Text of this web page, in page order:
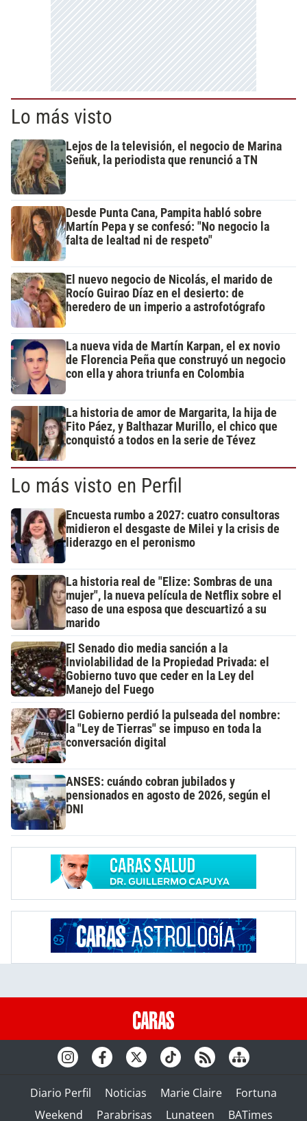
Lo más visto
Lejos de la televisión, el negocio de Marina
Señuk, la periodista que renunció a TN
Desde Punta Cana, Pampita habló sobre
Martín Pepa y se confesó: "No negocio la
falta de lealtad ni de respeto"
El nuevo negocio de Nicolás, el marido de
Rocío Guirao Díaz en el desierto: de
heredero de un imperio a astrofotógrafo
La nueva vida de Martín Karpan, el ex novio
de Florencia Peña que construyó un negocio
con ella y ahora triunfa en Colombia
La historia de amor de Margarita, la hija de
Fito Páez, y Balthazar Murillo, el chico que
conquistó a todos en la serie de Tévez
Lo más visto en Perfil
Encuesta rumbo a 2027: cuatro consultoras
midieron el desgaste de Milei y la crisis de
liderazgo en el peronismo
La historia real de "Elize: Sombras de una
mujer", la nueva película de Netflix sobre el
caso de una esposa que descuartizó a su
marido
El Senado dio media sanción a la
Inviolabilidad de la Propiedad Privada: el
Gobierno tuvo que ceder en la Ley del
Manejo del Fuego
El Gobierno perdió la pulseada del nombre:
la "Ley de Tierras" se impuso en toda la
conversación digital
ANSES: cuándo cobran jubilados y
pensionados en agosto de 2026, según el
DNI
Diario Perfil Noticias Marie Claire
Fortuna
Weekend
Parabrisas Lunateen BATimes